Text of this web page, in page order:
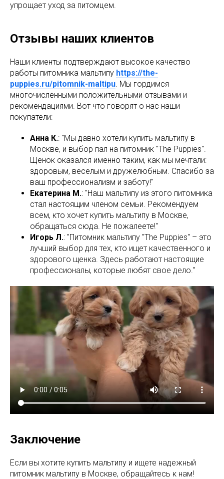
упрощает уход за питомцем.
Отзывы наших клиентов
Наши клиенты подтверждают высокое качество
работы питомника мальтипу https://the-
puppies.ru/pitomnik-maltipu. Мы гордимся
многочисленными положительными отзывами и
рекомендациями. Вот что говорят о нас наши
покупатели:
Анна К.: "Мы давно хотели купить мальтипу в
Москве, и выбор пал на питомник "The Puppies".
Щенок оказался именно таким, как мы мечтали:
здоровым, веселым и дружелюбным. Спасибо за
ваш профессионализм и заботу!"
Екатерина М.: "Наш мальтипу из этого питомника
стал настоящим членом семьи. Рекомендуем
всем, кто хочет купить мальтипу в Москве,
обращаться сюда. Не пожалеете!"
Игорь Л.: "Питомник мальтипу "The Puppies" – это
лучший выбор для тех, кто ищет качественного и
здорового щенка. Здесь работают настоящие
профессионалы, которые любят свое дело."
Заключение
Если вы хотите купить мальтипу и ищете надежный
питомник мальтипу в Москве, обращайтесь к нам!